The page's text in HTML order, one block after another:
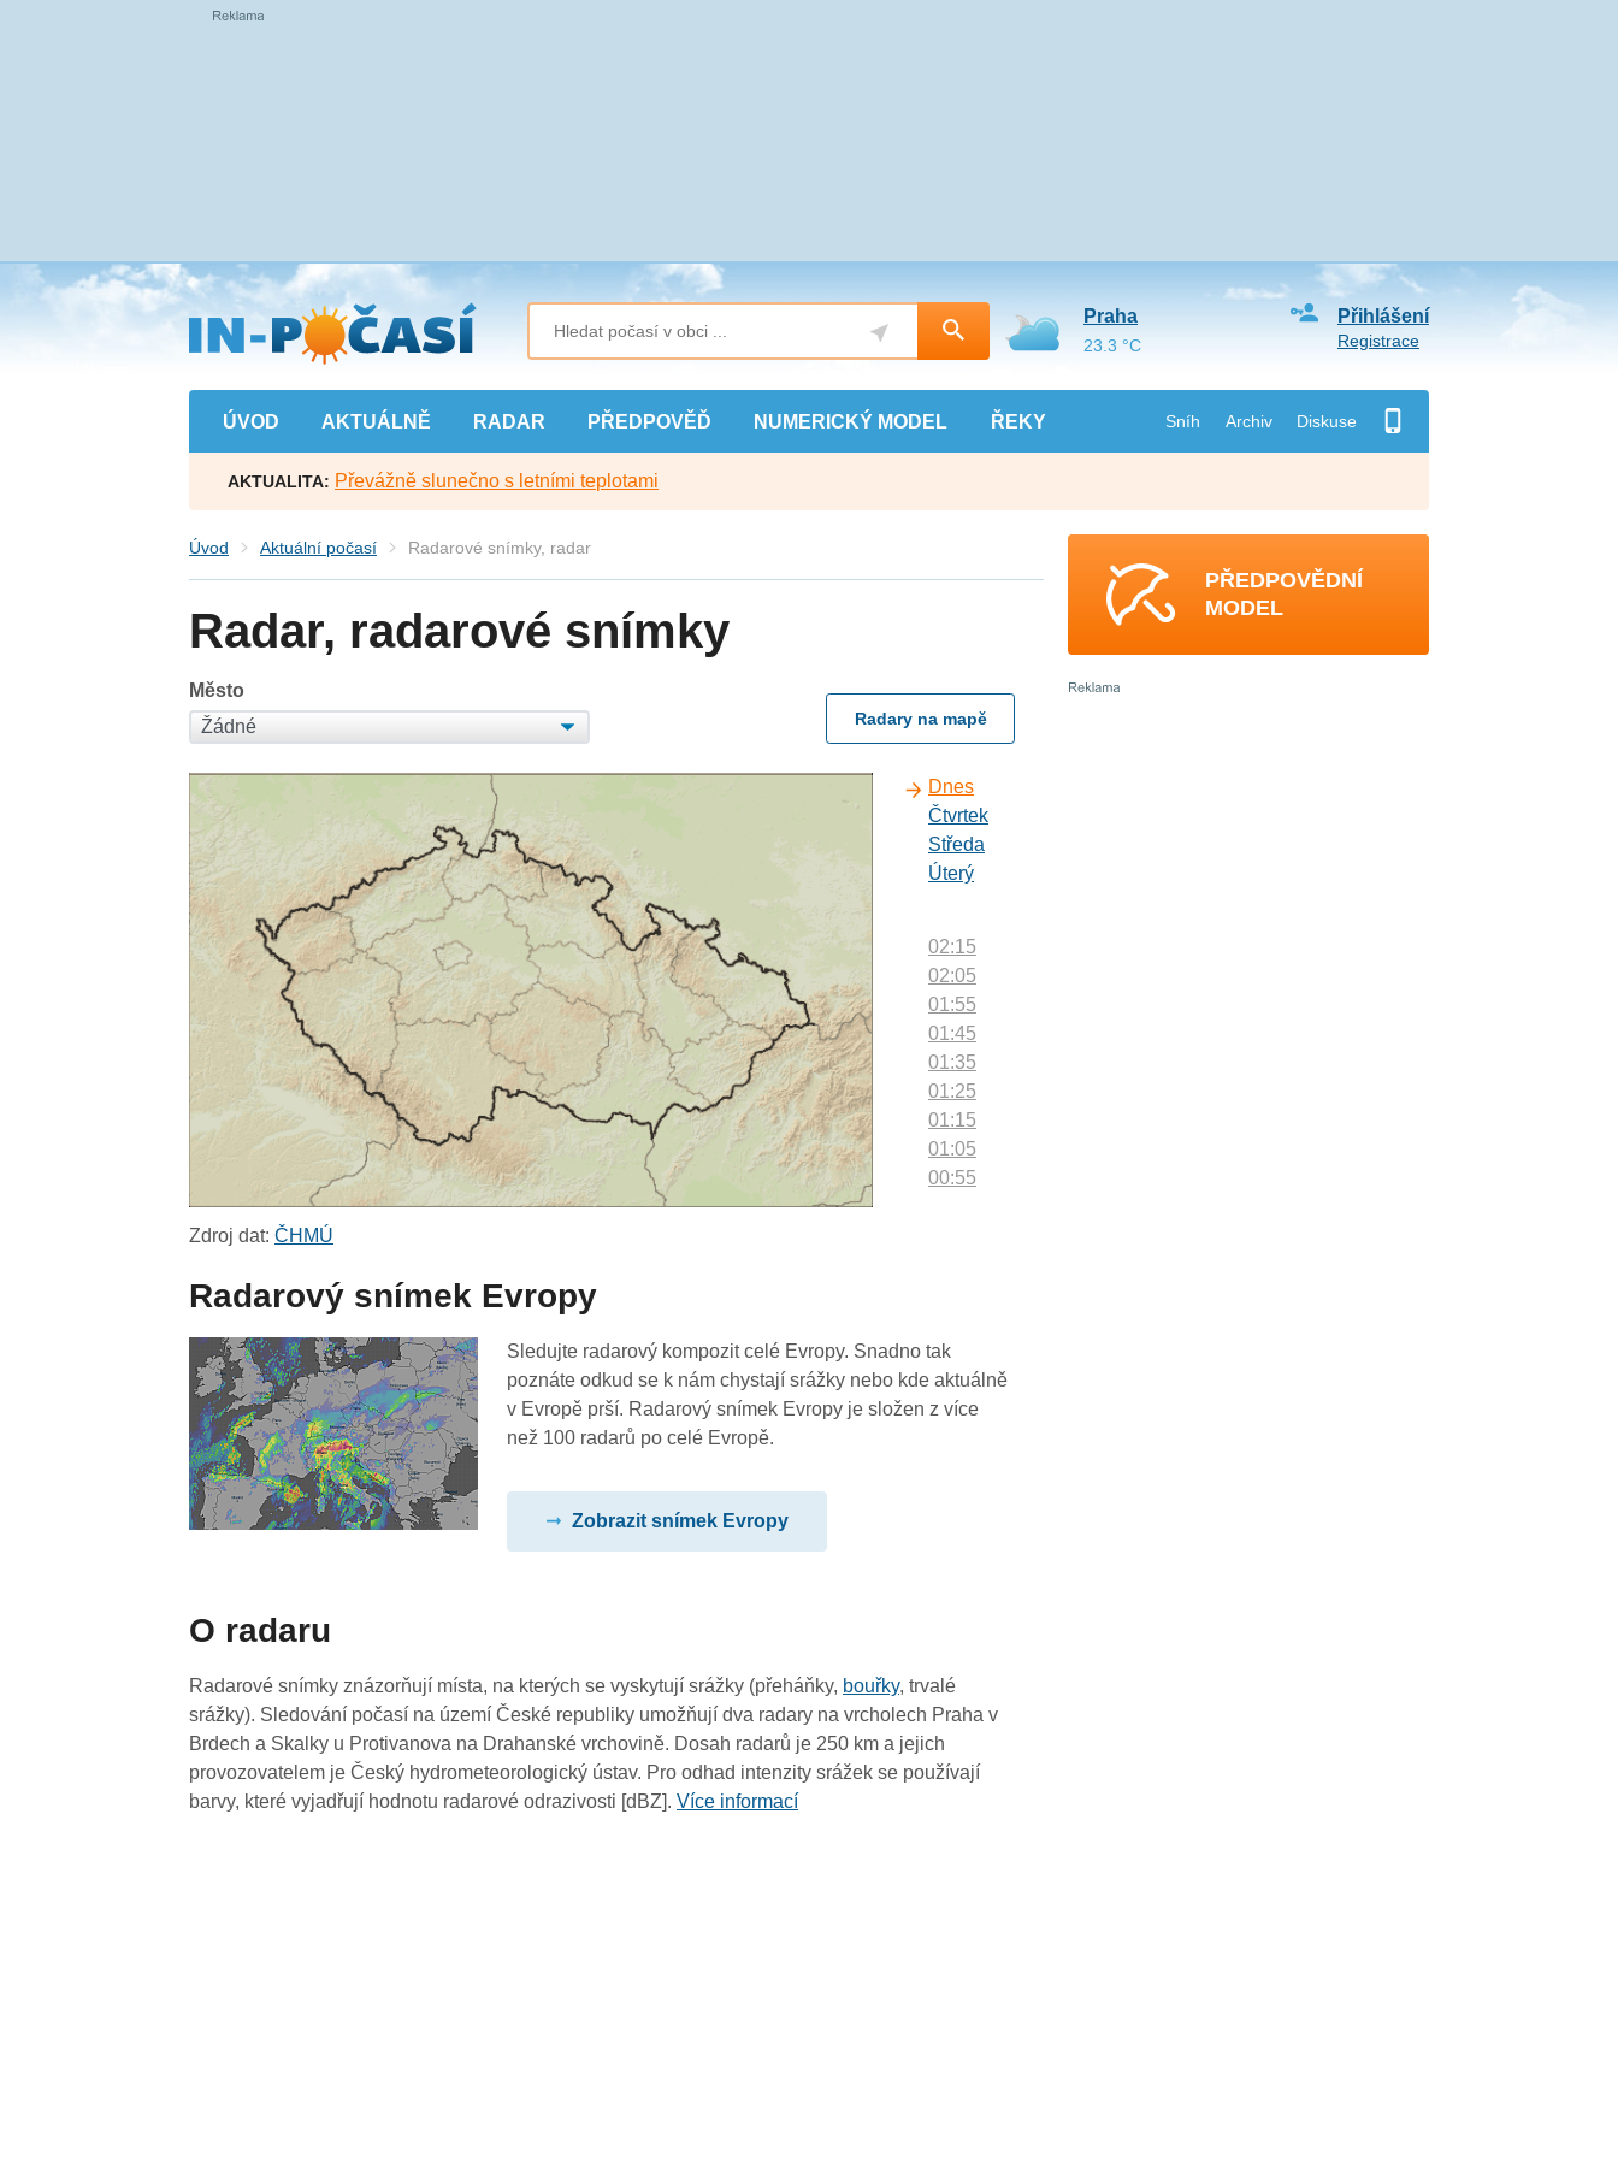
Přejít
na
hlavní
obsah
ÚVOD AKTUÁLNĚ RADAR PŘEDPOVĚĎ NUMERICKÝ MODEL ŘEKY Sníh Archiv Diskuse
Přihlášení
Registrace
Praha
23.3 °C
AKTUALITA: Převážně slunečno s letními teplotami
Úvod Aktuální počasí Radarové snímky, radar
Radar, radarové snímky
Město
Radary na mapě
Dnes
Čtvrtek
Středa
Úterý
02:15
02:05
01:55
01:45
01:35
01:25
01:15
01:05
00:55
Zdroj dat:ČHMÚ
Radarový snímek Evropy
Sledujte radarový kompozit celé Evropy. Snadno tak
poznáte odkud se k nám chystají srážky nebo kde aktuálně
v Evropě prší. Radarový snímek Evropy je složen z více
než 100 radarů po celé Evropě.
Zobrazit snímek Evropy
O radaru
Radarové snímky znázorňují místa, na kterých se vyskytují srážky (přeháňky, bouřky, trvalé
srážky). Sledování počasí na území České republiky umožňují dva radary na vrcholech Praha v
Brdech a Skalky u Protivanova na Drahanské vrchovině. Dosah radarů je 250 km a jejich
provozovatelem je Český hydrometeorologický ústav. Pro odhad intenzity srážek se používají
barvy, které vyjadřují hodnotu radarové odrazivosti [dBZ].Více informací
PŘEDPOVĚDNÍ
MODEL